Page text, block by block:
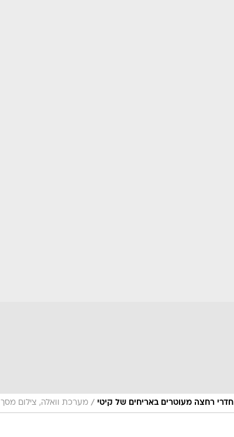
חדרי רחצה מעוטרים באריחים של קיטי / מערכת וואלה, צילום מסך